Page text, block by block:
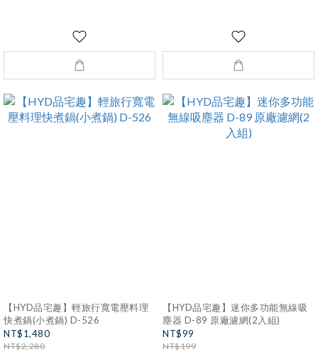
【HYD品宅趣】輕旅行寬電壓料理
快煮鍋(小煮鍋) D-526
NT$1,480
NT$2,280
【HYD品宅趣】迷你多功能無線吸
塵器 D-89 原廠濾網(2入組)
NT$99
NT$199